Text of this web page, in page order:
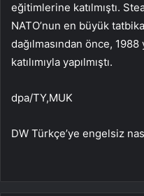
eğitimlerine katılmıştı.
NATO’nun en büyük
dağılmasından önce, 1988
katılımıyla yapılmıştı.
dpa/TY,MUK
DW Türkçe’ye engelsiz